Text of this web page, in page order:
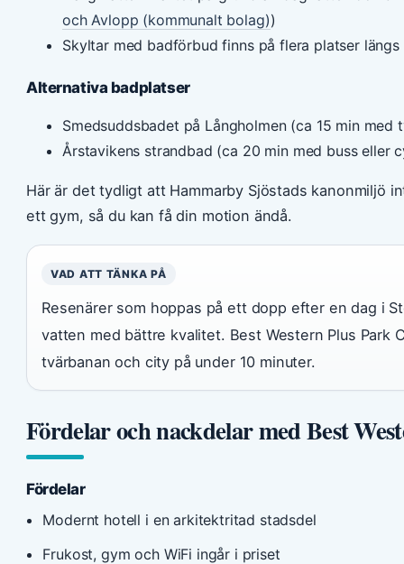
och Avlopp (kommunalt bolag))
Skyltar med badförbud finns på flera platser längs
Alternativa badplatser
Smedsuddsbadet på Långholmen (ca 15 min med
Årstavikens strandbad (ca 20 min med buss eller
Här är det tydligt att Hammarby Sjöstads kanonmiljö
ett gym, så du kan få din motion ändå.
VAD ATT TÄNKA PÅ
Resenärer som hoppas på ett dopp efter en dag i
vatten med bättre kvalitet. Best Western Plus Park
tvärbanan och city på under 10 minuter.
Fördelar och nackdelar med Best
Fördelar
Modernt hotell i en arkitektritad stadsdel
Frukost, gym och WiFi ingår i priset